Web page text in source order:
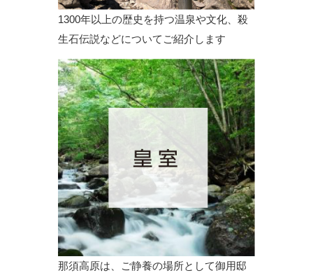
1300年以上の歴史を持つ温泉や文化、殺
生石伝説などについてご紹介します
那須高原は、ご静養の場所として御用邸